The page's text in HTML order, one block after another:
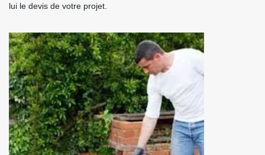
lui le devis de votre projet.